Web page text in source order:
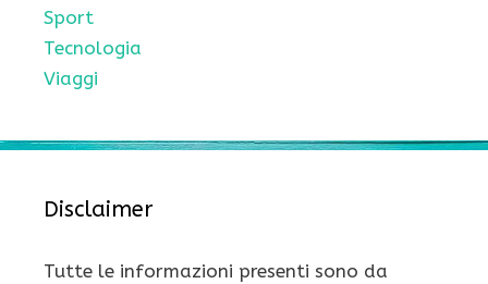
Sport
Tecnologia
Viaggi
Disclaimer
Tutte le informazioni presenti sono da